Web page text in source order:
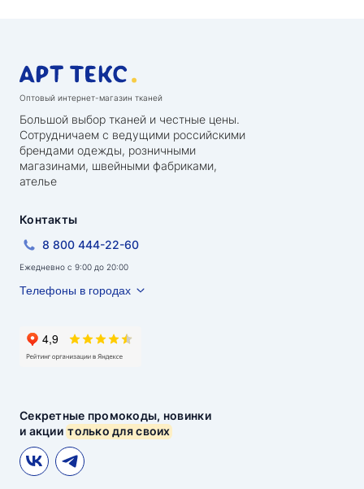
Оптовый интернет-магазин тканей
Большой выбор тканей и честные цены.
Сотрудничаем с ведущими российскими
брендами одежды, розничными
магазинами, швейными фабриками,
ателье
Секретные промокоды, новинки
и акциитолько для своих
Контакты
8 800 444-22-60
Ежедневно с 9:00 до 20:00
Телефоны в городах